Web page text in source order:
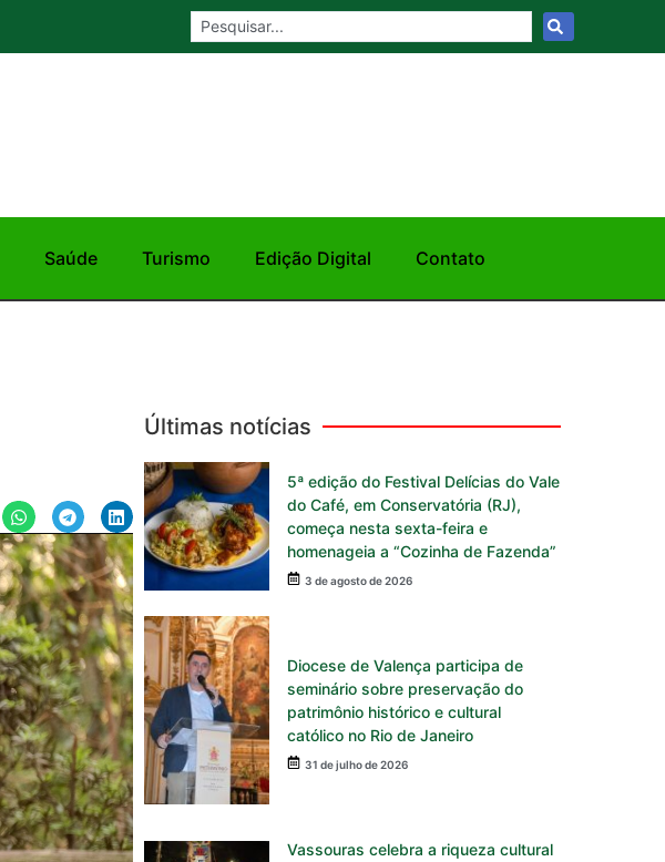
Saúde Turismo Edição Digital Contato
Últimas notícias
5ª edição do Festival Delícias do Vale
do Café, em Conservatória (RJ),
começa nesta sexta-feira e
homenageia a “Cozinha de Fazenda”
3 de agosto de 2026
Diocese de Valença participa de
seminário sobre preservação do
patrimônio histórico e cultural
católico no Rio de Janeiro
31 de julho de 2026
Vassouras celebra a riqueza cultural